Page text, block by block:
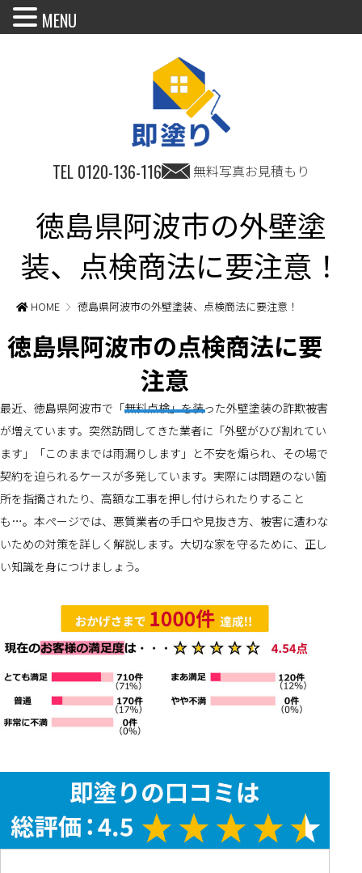
TEL 0120-136-116 無料写真お見積もり
徳島県阿波市の外壁塗
装、点検商法に要注意！
HOME 徳島県阿波市の外壁塗装、点検商法に要注意！
徳島県阿波市の点検商法に要
注意
最近、徳島県阿波市で「無料点検」を装った外壁塗装の詐欺被害
が増えています。突然訪問してきた業者に「外壁がひび割れてい
ます」「このままでは雨漏りします」と不安を煽られ、その場で
契約を迫られるケースが多発しています。実際には問題のない箇
所を指摘されたり、高額な工事を押し付けられたりすること
も…。本ページでは、悪質業者の手口や見抜き方、被害に遭わな
いための対策を詳しく解説します。大切な家を守るために、正し
い知識を身につけましょう。
MENU